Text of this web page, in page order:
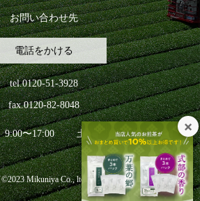
お問い合わせ先
電話をかける
tel.0120-51-3928
fax.0120-82-8048
9:00〜17:00 土日祝日を除く
©2023 Mikuniya Co., ltd.